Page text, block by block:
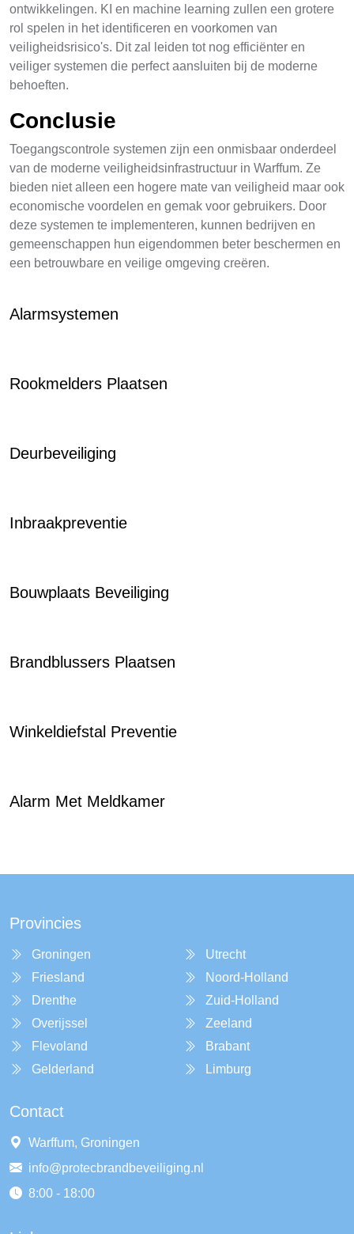
ontwikkelingen. KI en machine learning zullen een grotere
rol spelen in het identificeren en voorkomen van
veiligheidsrisico's. Dit zal leiden tot nog efficiënter en
veiliger systemen die perfect aansluiten bij de moderne
behoeften.
Conclusie
Toegangscontrole systemen zijn een onmisbaar onderdeel
van de moderne veiligheidsinfrastructuur in Warffum. Ze
bieden niet alleen een hogere mate van veiligheid maar ook
economische voordelen en gemak voor gebruikers. Door
deze systemen te implementeren, kunnen bedrijven en
gemeenschappen hun eigendommen beter beschermen en
een betrouwbare en veilige omgeving creëren.
Alarmsystemen
Rookmelders Plaatsen
Deurbeveiliging
Inbraakpreventie
Bouwplaats Beveiliging
Brandblussers Plaatsen
Winkeldiefstal Preventie
Alarm Met Meldkamer
Provincies
Groningen
Friesland
Drenthe
Overijssel
Flevoland
Gelderland
Utrecht
Noord-Holland
Zuid-Holland
Zeeland
Brabant
Limburg
Contact
Warffum, Groningen
info@protecbrandbeveiliging.nl
8:00 - 18:00